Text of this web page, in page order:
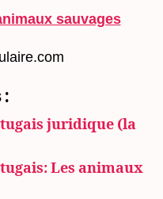
sauvages
juridique (la
Les animaux